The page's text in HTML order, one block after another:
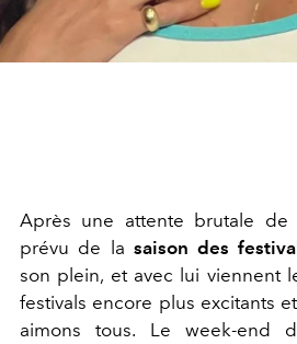
Après une attente brutale de
prévu de la saison des
son plein, et avec lui viennent
festivals encore plus excitants
aimons tous. Le week-end